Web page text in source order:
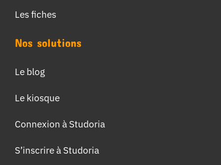
Les fiches
Nos solutions
Le blog
Le kiosque
Connexion à Studoria
S’inscrire à Studoria